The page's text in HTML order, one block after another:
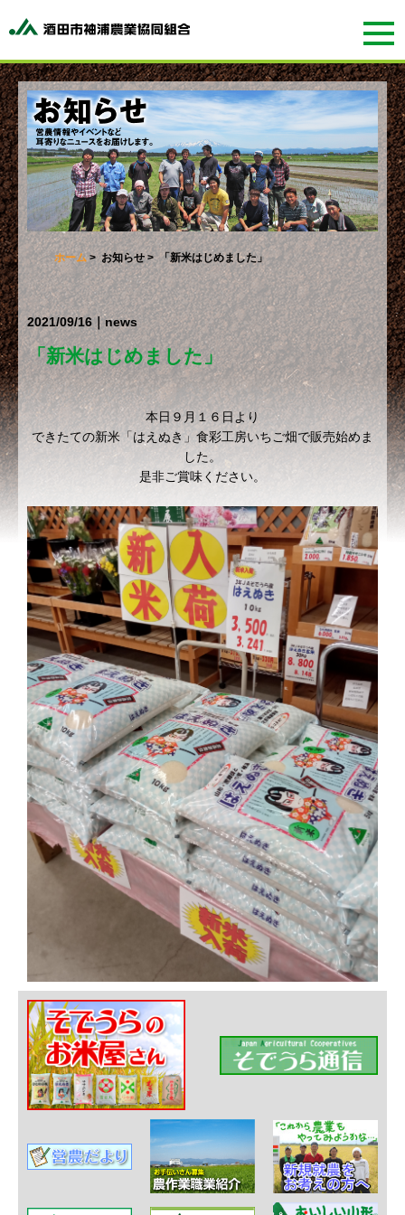
ホーム>お知らせ> 「新米はじめました」
2021/09/16｜news
「新米はじめました」
本日９月１６日より
できたての新米「はえぬき」食彩工房いちご畑で販売始めま
した。
是非ご賞味ください。